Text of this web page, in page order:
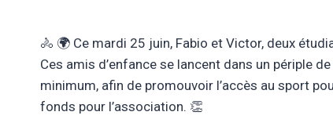
🚴 🌍 Ce mardi 25 juin, Fabio et Victor, deux
Ces amis d’enfance se lancent dans un périple
minimum, afin de promouvoir l’accès au sport
fonds pour l’association. 👏